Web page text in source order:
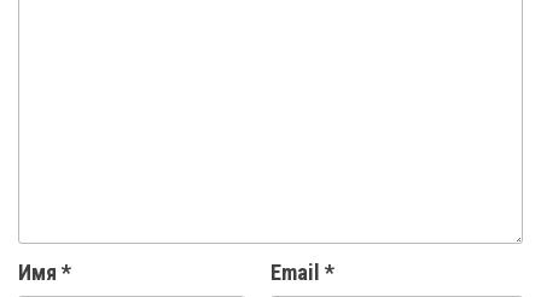
Имя * Email *